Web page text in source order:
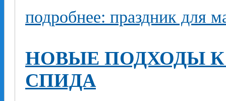
подробнее: праздник для
НОВЫЕ ПОДХОДЫ
СПИДА